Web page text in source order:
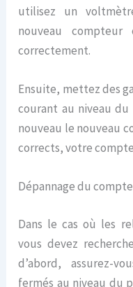
utilisez un
nouveau compteur
correctement.
Ensuite, mettez des
courant au niveau
nouveau le nouveau
corrects, votre
Dépannage du
Dans le cas où les
vous devez
d’abord, assurez-
fermés au niveau du